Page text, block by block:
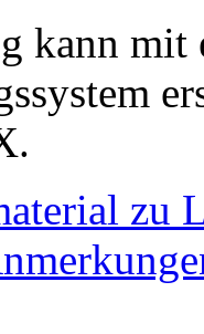
kann mit
zu